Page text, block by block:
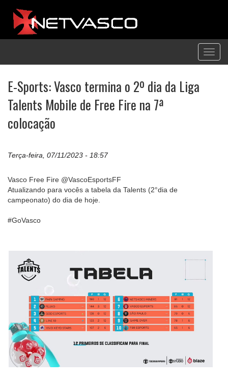
E-Sports: Vasco termina o 2º dia da Liga
Talents Mobile de Free Fire na 7ª
colocação
Terça-feira, 07/11/2023 - 18:57
Vasco Free Fire @VascoEsportsFF
Atualizando para vocês a tabela da Talents (2°dia de
campeonato) do dia de hoje.
#GoVasco